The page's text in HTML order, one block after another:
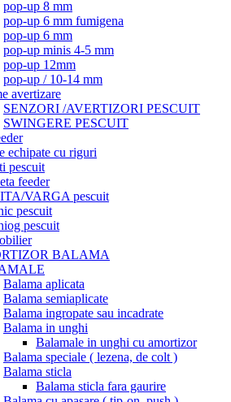
pop-up 8 mm
pop-up 6 mm fumigena
pop-up 6 mm
pop-up minis 4-5 mm
pop-up 12mm
pop-up / 10-14 mm
avertizare
SENZORI /AVERTIZORI PESCUIT
SWINGERE PESCUIT
echipate cu riguri
pescuit
feeder
VARGA pescuit
pescuit
pescuit
BALAMA
Balama aplicata
Balama semiaplicate
Balama ingropate sau incadrate
Balama in unghi
Balamale in unghi cu amortizor
Balama speciale ( lezena, de colt )
Balama sticla
Balama sticla fara gaurire